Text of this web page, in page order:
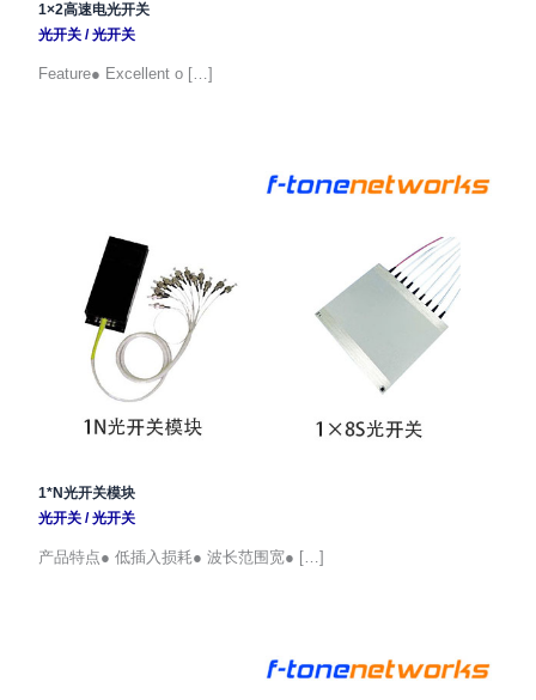
1×2高速电光开关
光开关/光开关
Feature● Excellent o […]
1*N光开关模块
光开关/光开关
产品特点● 低插入损耗● 波长范围宽● […]